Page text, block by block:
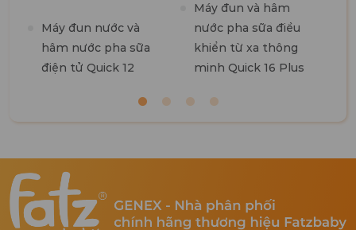
Máy đun nước và
hâm nước pha sữa
điện tử Quick 12
Máy đun và hâm
nước pha sữa điều
khiển từ xa thông
minh Quick 16 Plus